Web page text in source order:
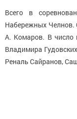
Всего в
Набережных Челнов.
А. Комаров. В число
Владимира
Реналь Сайранов,